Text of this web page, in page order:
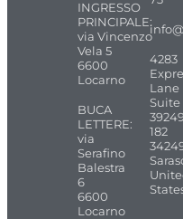
INGRESSO
PRINCIPALE:
via Vincenzo
Vela 5
6600
Locarno
BUCA
LETTERE:
via
Serafino
Balestra
6
6600
Locarno
4283
Lane
Suite
182